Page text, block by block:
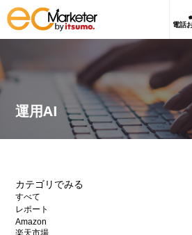
電話
運用AI
カテゴリでみる
すべて
レポート
Amazon
楽天市場